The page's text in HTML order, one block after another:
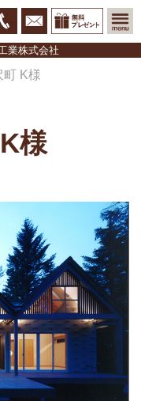
業株式会社
町 K様
様